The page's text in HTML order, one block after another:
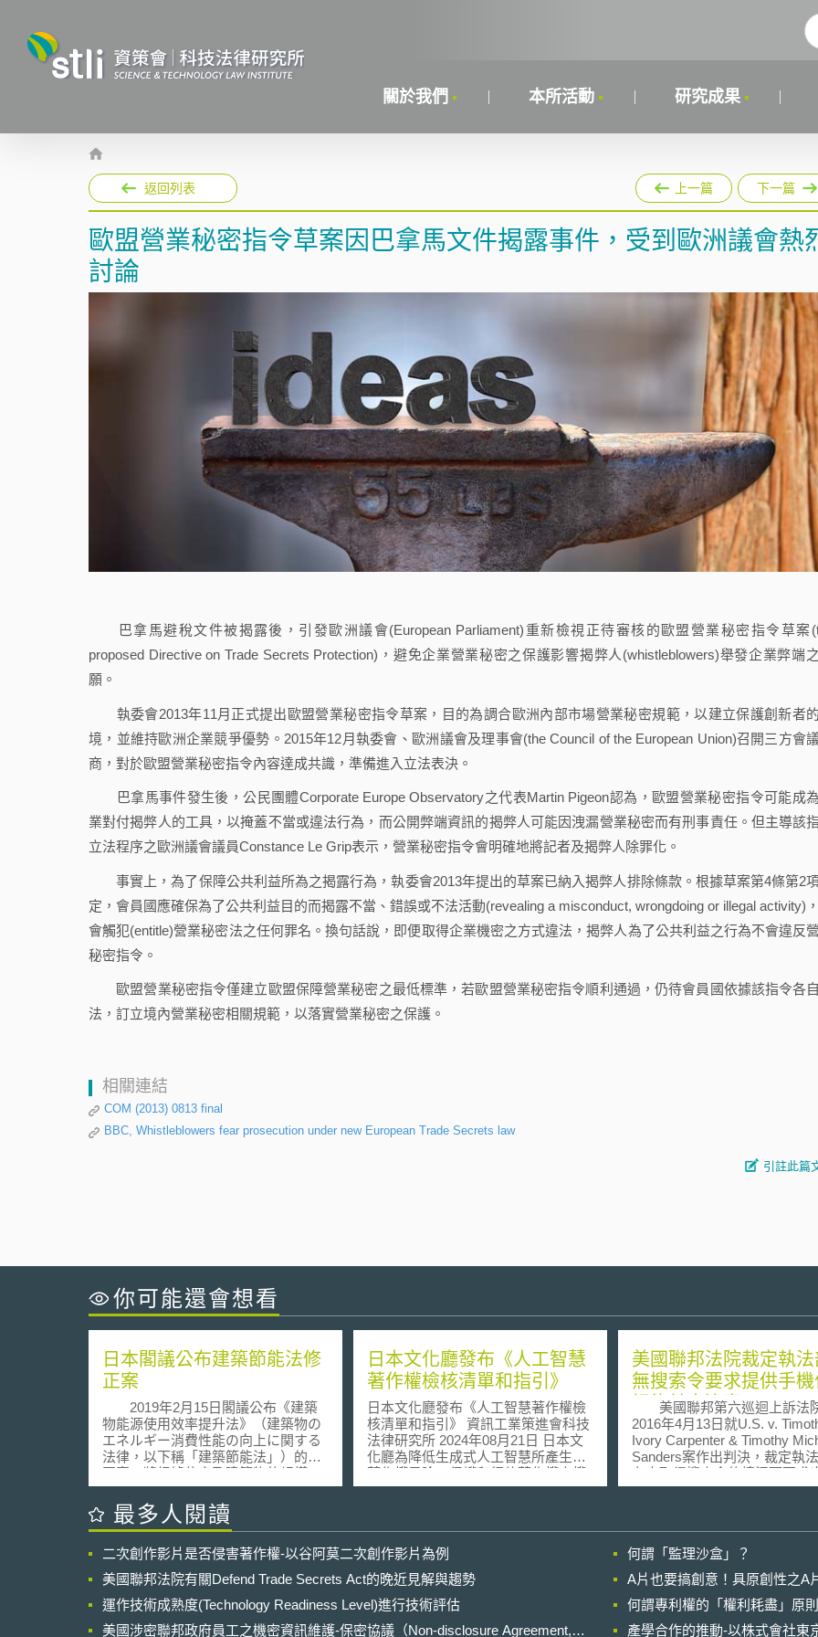
關於我們 本所活動 研究成果
返回列表 上一篇 下一篇
歐盟營業秘密指令草案因巴拿馬文件揭露事件，受到歐洲議會熱
討論
巴拿馬避稅文件被揭露後，引發歐洲議會(European Parliament)重新檢視正待審核的歐盟營業秘密指令草案
proposed Directive on Trade Secrets Protection)，避免企業營業秘密之保護影響揭弊人(whistleblowers)舉發企業弊端
願。
執委會2013年11月正式提出歐盟營業秘密指令草案，目的為調合歐洲內部市場營業秘密規範，以建立保護創新者
境，並維持歐洲企業競爭優勢。2015年12月執委會、歐洲議會及理事會(the Council of the European Union)召開三方會
商，對於歐盟營業秘密指令內容達成共識，準備進入立法表決。
巴拿馬事件發生後，公民團體Corporate Europe Observatory之代表Martin Pigeon認為，歐盟營業秘密指令可能成
業對付揭弊人的工具，以掩蓋不當或違法行為，而公開弊端資訊的揭弊人可能因洩漏營業秘密而有刑事責任。但主導該
立法程序之歐洲議會議員Constance Le Grip表示，營業秘密指令會明確地將記者及揭弊人除罪化。
事實上，為了保障公共利益所為之揭露行為，執委會2013年提出的草案已納入揭弊人排除條款。根據草案第4條第2
定，會員國應確保為了公共利益目的而揭露不當、錯誤或不法活動(revealing a misconduct, wrongdoing or illegal activity)
會觸犯(entitle)營業秘密法之任何罪名。換句話說，即便取得企業機密之方式違法，揭弊人為了公共利益之行為不會違反
秘密指令。
歐盟營業秘密指令僅建立歐盟保障營業秘密之最低標準，若歐盟營業秘密指令順利通過，仍待會員國依據該指令各
法，訂立境內營業秘密相關規範，以落實營業秘密之保護。
相關連結
COM (2013) 0813 final
BBC, Whistleblowers fear prosecution under new European Trade Secrets law
引註此篇
你可能還會想看
日本閣議公布建築節能法修
正案
2019年2月15日閣議公布《建築
物能源使用效率提升法》（建築物の
エネルギー消費性能の向上に関する
法律，以下稱「建築節能法」）的修
正案，將根據住宅及建築物的規模、
用途等特性，採取高效性綜合對策，
以達到2030年節能目標。 本次
《建築節能法》主要修正內容，包
樓）：原針對新建、改建、擴建大規
模（樓地板面積2000m2以上）建築物
應符合「建築物能源使用效率基準」
（建築物エネルギー消費性能基準）
之強制規定，將擴及中規模（樓地板
日本文化廳發布《人工智慧
著作權檢核清單和指引》
日本文化廳發布《人工智慧著作權檢
核清單和指引》 資訊工業策進會科技
法律研究所 2024年08月21日 日本文
化廳為降低生成式人工智慧所產生的
著作權風險，保護和行使著作權人權
利，於2024年7月31日以文化廳3月發
省和經濟產業省4月份發布的《人工智
慧事業指引（1.0版）》的資料為基
礎，制訂發布《人工智慧著作權檢核
清單和指引》[1]。 壹、事件摘要 日
本文化廳的《人工智慧著作權檢核清
美國聯邦法院裁定執法
無搜索令要求提供手機
記錄並未違憲
美國聯邦第六巡迴上訴法
2016年4月13日就U.S. v.
Ivory Carpenter & Timothy
Sanders案作出判決，裁定執
在未取得搜索令的情況下要求
取得手機位置記錄，並不違反
搜索和拘捕的權利；此項權利
侵犯；除非有可成立的理由，
誓或誓願保證，並具體指明必
的地點，必須拘捕的人，或必
的物品，否則一概不得頒發搜索
最多人閱讀
二次創作影片是否侵害著作權-以谷阿莫二次創作影片為例
何謂「監理沙盒」？
美國聯邦法院有關Defend Trade Secrets Act的晚近見解與趨勢
A片也要搞創意！具原創性之A
運作技術成熟度(Technology Readiness Level)進行技術評估
何謂專利權的「權利耗盡」原
美國涉密聯邦政府員工之機密資訊維護-保密協議（Non-disclosure Agreement,
產學合作的推動-以株式會社東